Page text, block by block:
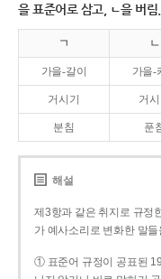
을 표준어로 삼고, ㄴ을 버림
ㄱ ㄴ
가을-갈이 가을-
거시기 거시
분침 푼
해설
제3항과 같은 취지로 규정
가 예사소리로 변화한 말
① 표준어 규정이 공표된